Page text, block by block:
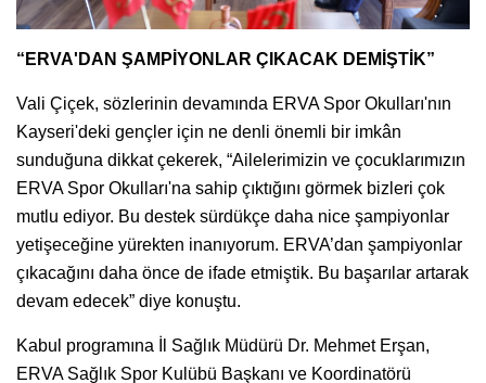
“ERVA'DAN ŞAMPİYONLAR ÇIKACAK DEMİŞTİK”
Vali Çiçek, sözlerinin devamında ERVA Spor Okulları'nın
Kayseri'deki gençler için ne denli önemli bir imkân
sunduğuna dikkat çekerek, “Ailelerimizin ve çocuklarımızın
ERVA Spor Okulları'na sahip çıktığını görmek bizleri çok
mutlu ediyor. Bu destek sürdükçe daha nice şampiyonlar
yetişeceğine yürekten inanıyorum. ERVA’dan şampiyonlar
çıkacağını daha önce de ifade etmiştik. Bu başarılar artarak
devam edecek” diye konuştu.
Kabul programına İl Sağlık Müdürü Dr. Mehmet Erşan,
ERVA Sağlık Spor Kulübü Başkanı ve Koordinatörü